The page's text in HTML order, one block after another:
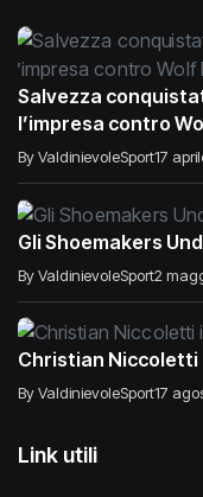
Salvezza
l’impresa contro
By ValdinievoleSport17
Gli Shoemakers
By ValdinievoleSport2
Christian Niccoletti
By ValdinievoleSport17
Link utili